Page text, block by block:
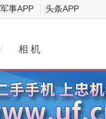
军事APP 头条APP
/ 相 机